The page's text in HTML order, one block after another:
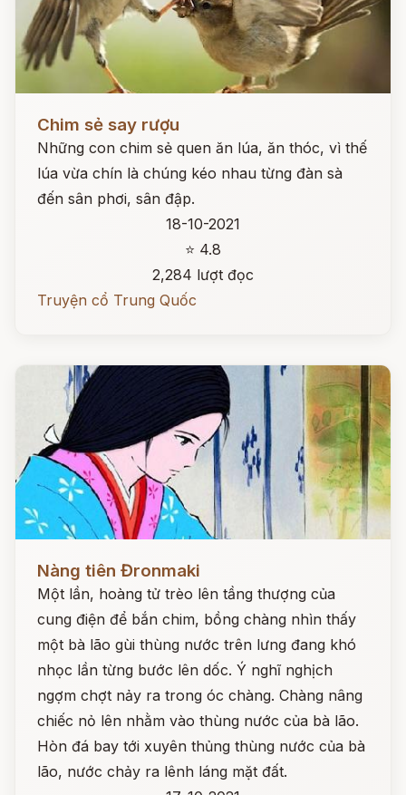
Chim sẻ say rượu
Những con chim sẻ quen ăn lúa, ăn thóc, vì thế
lúa vừa chín là chúng kéo nhau từng đàn sà
đến sân phơi, sân đập.
18-10-2021
⭐ 4.8
2,284 lượt đọc
Truyện cổ Trung Quốc
Nàng tiên Đronmaki
Một lần, hoàng tử trèo lên tầng thượng của
cung điện để bắn chim, bồng chàng nhìn thấy
một bà lão gùi thùng nước trên lưng đang khó
nhọc lần từng bước lên dốc. Ý nghĩ nghịch
ngợm chợt nảy ra trong óc chàng. Chàng nâng
chiếc nỏ lên nhằm vào thùng nước của bà lão.
Hòn đá bay tới xuyên thủng thùng nước của bà
lão, nước chảy ra lênh láng mặt đất.